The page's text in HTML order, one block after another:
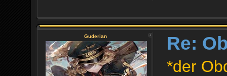
Guderian Re:
*der